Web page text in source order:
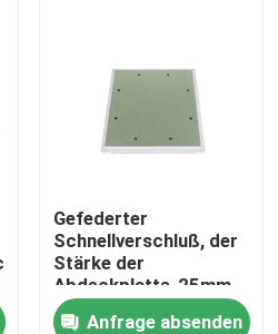
Gefederter
Schnellverschluß, der
Stärke der
Abdeckplatte-25mm
plombiert
Anfrage absenden